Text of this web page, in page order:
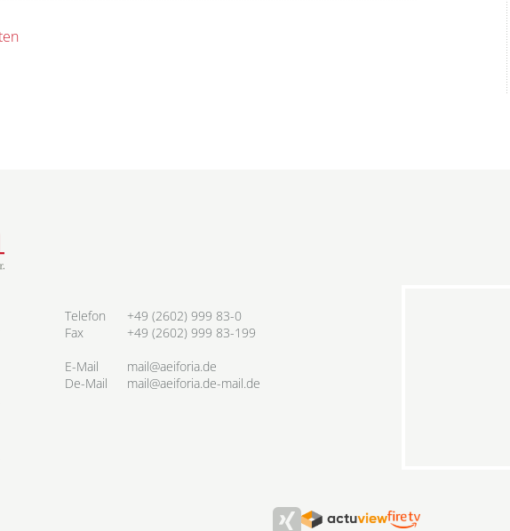
Telefon
+49 (2602) 999 83-0
Fax
+49 (2602) 999 83-199
E-Mail
mail@aeiforia.de
De-Mail
mail@aeiforia.de-mail.de